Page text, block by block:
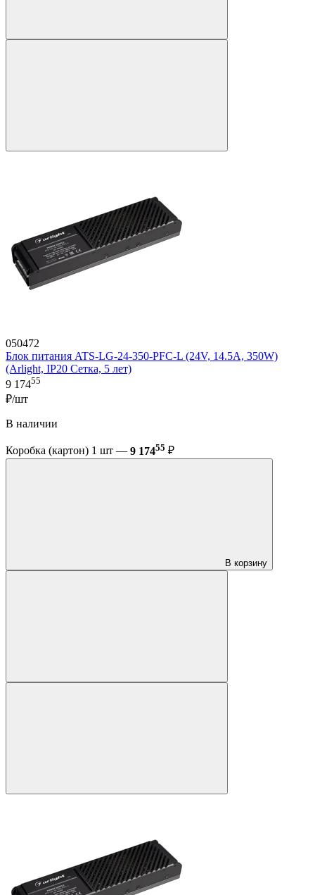
050472
Блок питания ATS-LG-24-350-PFC-L (24V, 14.5A, 350W)
(Arlight, IP20 Сетка, 5 лет)
9 17455
₽/шт
В наличии
Коробка (картон) 1 шт — 9 17455 ₽
В корзину